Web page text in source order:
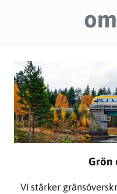
Grön
Vi stärker